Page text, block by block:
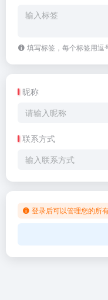
填写标签，每个标签用逗
昵称
联系方式
登录后可以管理您的所